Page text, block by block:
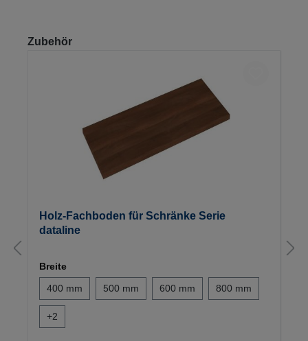
Produktgalerie überspringen
Zubehör
Holz-Fachboden für Schränke Serie
dataline
Breite
400 mm
500 mm 600 mm 800 mm
+2